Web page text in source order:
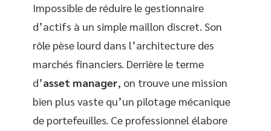
Impossible de réduire le gestionnaire
d’actifs à un simple maillon discret. Son
rôle pèse lourd dans l’architecture des
marchés financiers. Derrière le terme
d’asset manager, on trouve une mission
bien plus vaste qu’un pilotage mécanique
de portefeuilles. Ce professionnel élabore